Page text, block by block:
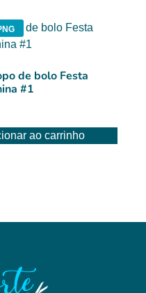
de bolo Festa
#1
ao carrinho